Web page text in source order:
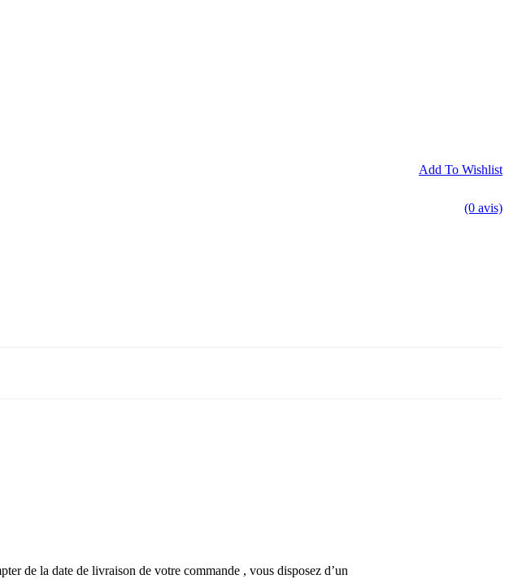
Add To Wishlist
(0 avis)
de la date de livraison de votre commande , vous disposez d’un